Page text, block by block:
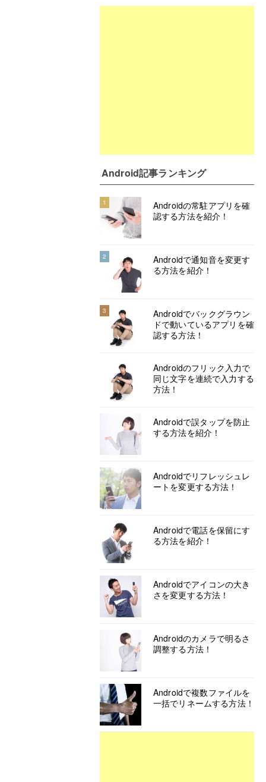
Android記事ランキング
1
Androidの常駐アプリを確
認する方法を紹介！
2
Androidで通知音を変更す
る方法を紹介！
3
Androidでバックグラウン
ドで動いているアプリを確
認する方法！
Androidのフリック入力で
同じ文字を連続で入力する
方法！
Androidで誤タップを防止
する方法を紹介！
Androidでリフレッシュレ
ートを変更する方法！
Androidで電話を保留にす
る方法を紹介！
Androidでアイコンの大き
さを変更する方法！
Androidのカメラで明るさ
調整する方法！
Androidで複数ファイルを
一括でリネームする方法！